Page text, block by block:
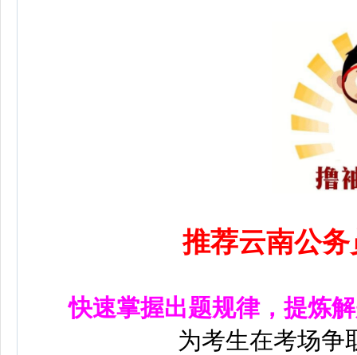
推荐云南公
快速掌握出题规律，提炼
为考生在考场争